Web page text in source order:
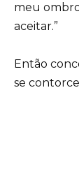
meu
aceitar.”
Então
se